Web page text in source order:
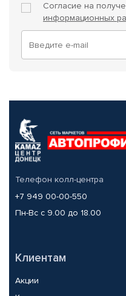
Согласие на
информационных
Телефон колл-центра
+7 949 00-00-550
Пн-Вс с 9.00 до 18.00
Клиентам
Акции